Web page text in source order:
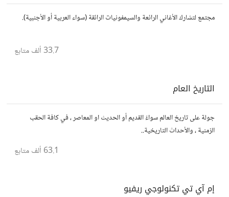
مجتمع لتشارك الأغاني الرائعة والسيمفونيات الرائقة (سواء العربية أو الأجنبية).
33.7 ألف متابع
التاريخ العام
جولة على تاريخ العالم سواءً القديم أو الحديث او المعاصر ، في كافة الحقب
الزمنية ، والأحداث التاريخية..
63.1 ألف متابع
إم آي تي تكنولوجي ريفيو